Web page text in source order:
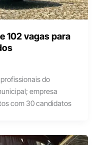
102 vagas para
do
empresa
com 30 candidatos